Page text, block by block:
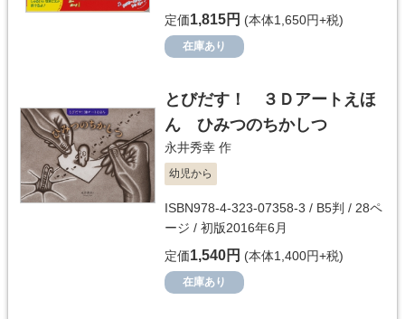
定価1,815円 (本体1,650円+税)
在庫あり
とびだす！ ３Ｄアートえほ
ん ひみつのちかしつ
永井秀幸 作
幼児から
ISBN978-4-323-07358-3 / B5判 / 28ペ
ージ / 初版2016年6月
定価1,540円 (本体1,400円+税)
在庫あり